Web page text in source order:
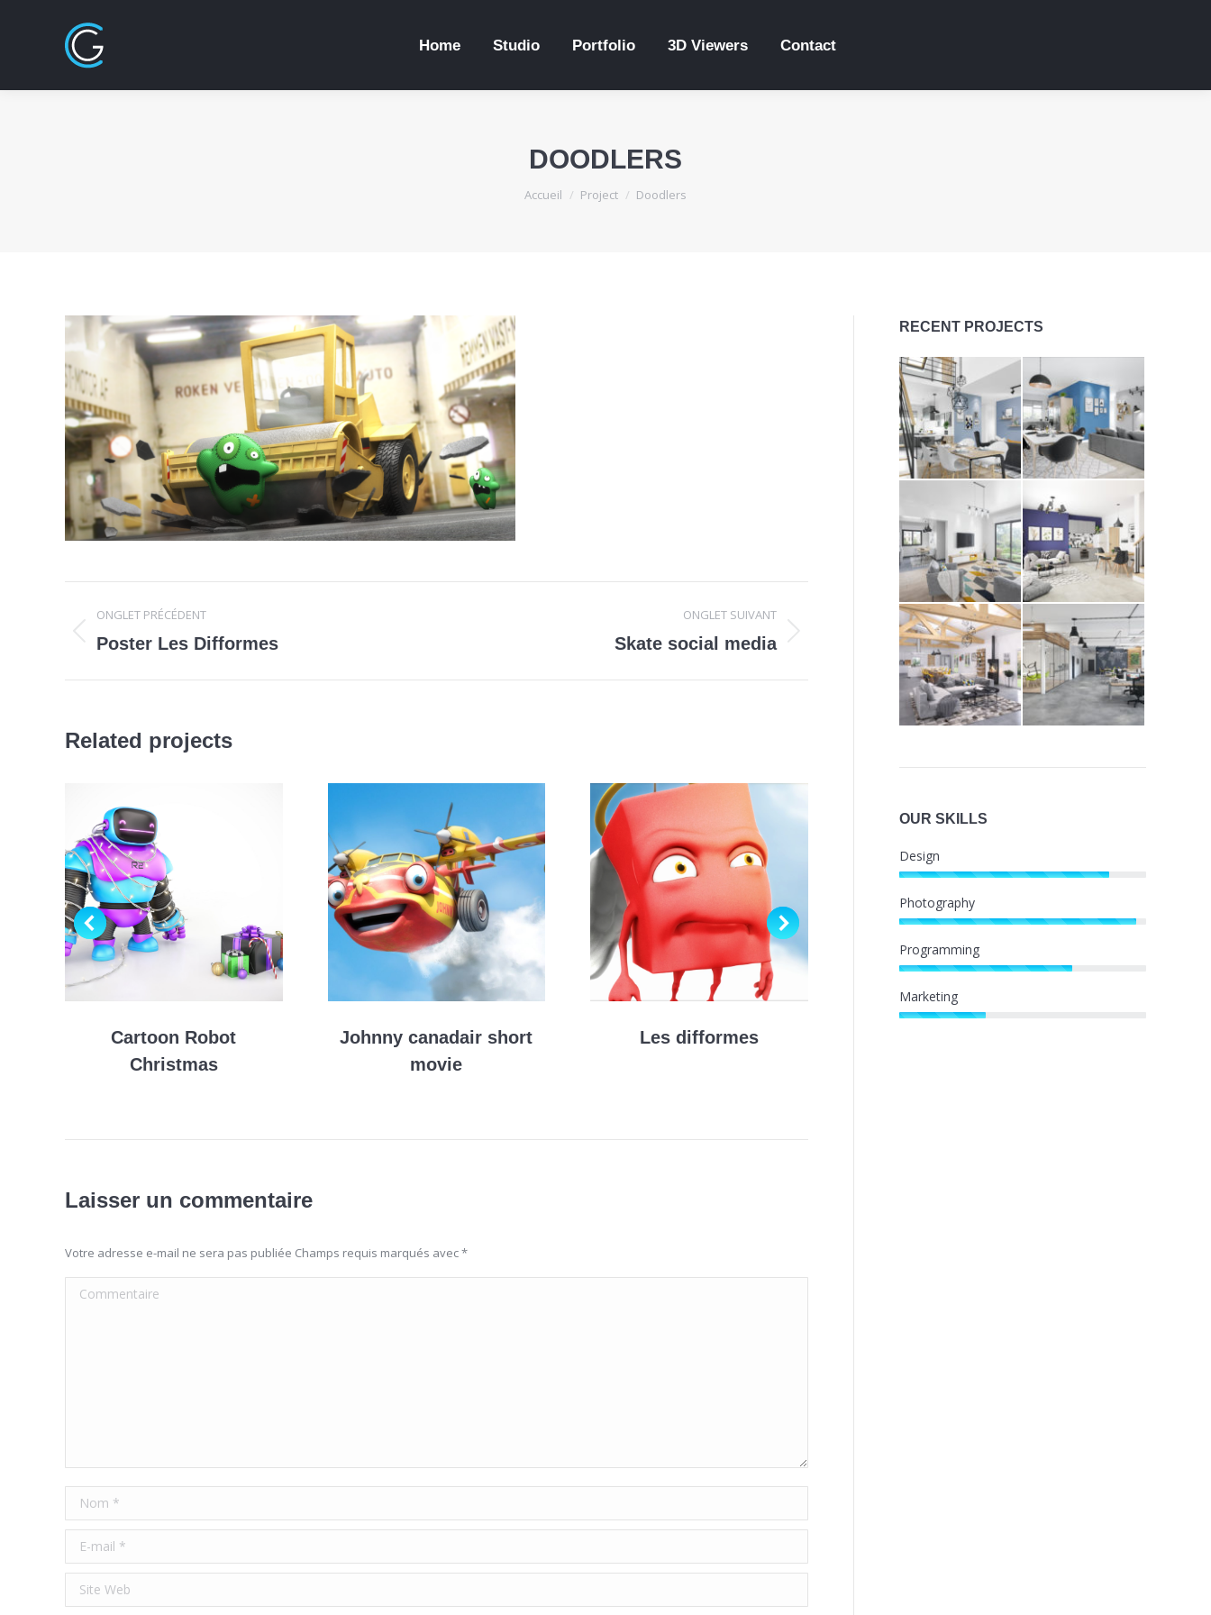
Home Studio Portfolio 3D Viewers Contact
DOODLERS
Vous êtes ici :
Accueil Project Doodlers
Navigation
de
commentaire
ONGLET PRÉCÉDENT
Onglet
Poster Les Difformes
ONGLET SUIVANT
Skate social media
Related projects
Cartoon Robot
Christmas
Johnny canadair short
movie
Les difformes
Laisser un commentaire
Votre adresse e-mail ne sera pas publiée Champs requis marqués avec*
Commentaire
Nom *
E-mail *
Site Web
RECENT PROJECTS
OUR SKILLS
Design
Photography
Programming
Marketing